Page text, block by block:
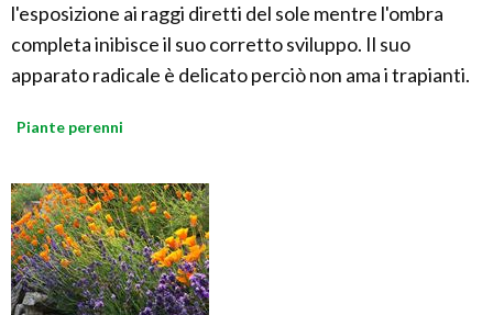
l'esposizione ai raggi diretti del sole mentre l'ombra
completa inibisce il suo corretto sviluppo. Il suo
apparato radicale è delicato perciò non ama i trapianti.
Piante perenni